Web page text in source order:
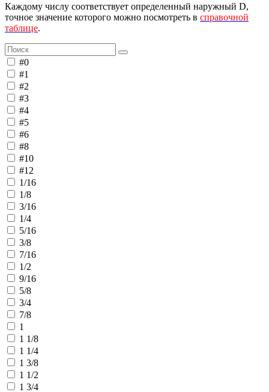
Каждому числу соответствует определенный наружный D,
точное значение которого можно посмотреть в справочной
таблице.
#0
#1
#2
#3
#4
#5
#6
#8
#10
#12
1/16
1/8
3/16
1/4
5/16
3/8
7/16
1/2
9/16
5/8
3/4
7/8
1
1 1/8
1 1/4
1 3/8
1 1/2
1 3/4